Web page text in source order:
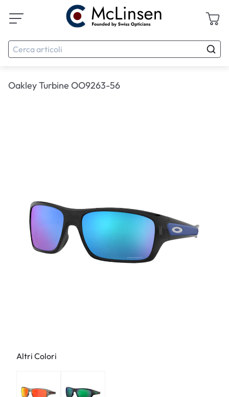
Oakley Turbine OO9263-56
Altri Colori